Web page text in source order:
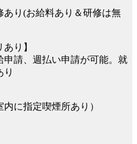
あり(お給料あり＆研修は無
り】
申請、週払い申請が可能。就
り
に指定喫煙所あり）